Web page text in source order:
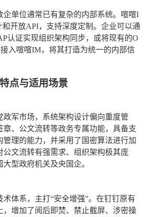
企单位通常已有复杂的内部系统。喧喧I
开放API，支持深度定制。企业可以通
认证实现组织架构同步，或将现有的O
入喧喧IM，将其打造为统一的内部信
点与适用场景
政军市场，系统架构设计偏向重度管
章、公文流转等政务专属功能，具备支
管理的能力，并采用了国密算法进行加
公文流转有强需求、组织架构极其庞
型政府机关及央国企。
体系，主打“安全增强”。在钉钉原有
，增加了阅后即焚、禁止截屏、涉密操